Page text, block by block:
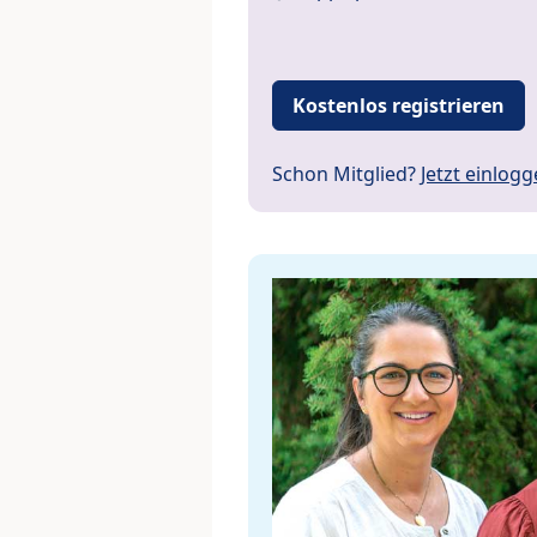
Kostenlos registrieren
Schon Mitglied? Jetzt